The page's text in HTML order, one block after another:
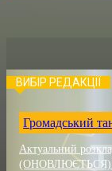
ВИБІР РЕДАКЦІЇ
Громадський
Актуальний
(ОНОВЛЮЄТЬСЯ):